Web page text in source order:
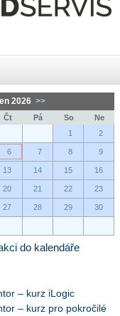
2026 >>
Čt Pá So
Ne
1
2
6 7 8 9
13 14 15 16
20 21 22 23
27 28 29 30
do kalendáře
– kurz iLogic
– kurz pro pokročilé